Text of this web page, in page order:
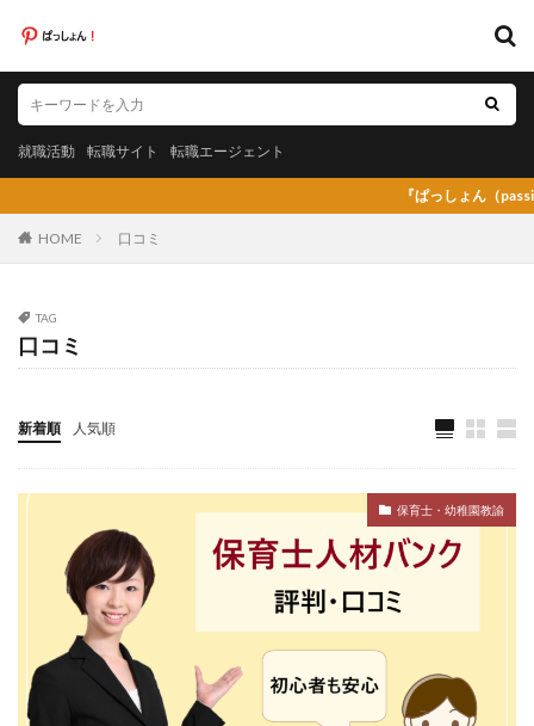
就職活動 転職サイト 転職エージェント
『ぱっしょん（passion）』プレオー
HOME 口コミ
TAG
口コミ
新着順 人気順
保育士・幼稚園教諭
就職活動 転職サイト 転職エージェント
カテゴリー
20代
株式会社DYM
株式会社エス・エム・エス
株式会社エスエムエス
株式会社カメレオン
株式会社トライトキャリア
弁護士法人
建築施工管理士
株式会社リクルートメディカルキャリア
口コミ
合同労働組合ユニオン
吐き気が止まらない